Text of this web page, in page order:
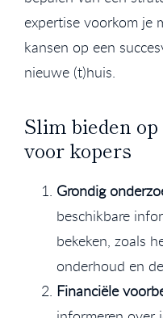
expertise voorkom je
kansen op een
nieuwe (t)huis.
Slim bieden
voor kopers
Grondig
beschikbare
bekeken, zoals
onderhoud en
Financiële